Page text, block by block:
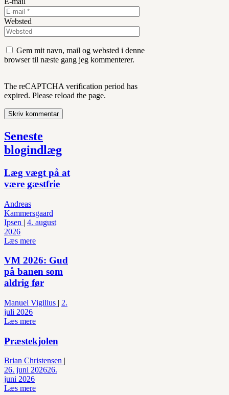
Websted
Gem mit navn, mail og websted i denne
browser til næste gang jeg kommenterer.
The reCAPTCHA verification period has
expired. Please reload the page.
Seneste
blogindlæg
Læg vægt på at
være gæstfrie
Andreas
Kammersgaard
Ipsen | 4. august
2026
Læs mere
VM 2026: Gud
på banen som
aldrig før
Manuel Vigilius | 2.
juli 2026
Læs mere
Præstekjolen
Brian Christensen |
26. juni 202626.
juni 2026
Læs mere